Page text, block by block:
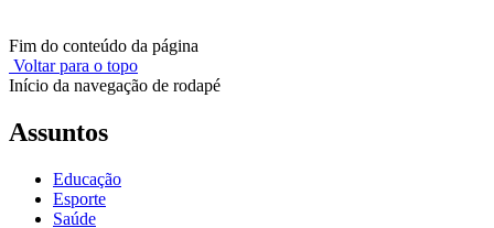
Fim do conteúdo da página
Voltar para o topo
Início da navegação de rodapé
Assuntos
Educação
Esporte
Saúde